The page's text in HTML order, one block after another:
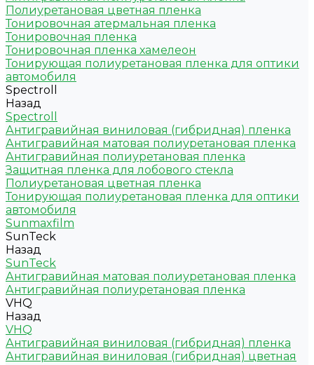
Полиуретановая цветная пленка
Тонировочная атермальная пленка
Тонировочная пленка
Тонировочная пленка хамелеон
Тонирующая полиуретановая пленка для оптики
автомобиля
Spectroll
Назад
Spectroll
Антигравийная виниловая (гибридная) пленка
Антигравийная матовая полиуретановая пленка
Антигравийная полиуретановая пленка
Защитная пленка для лобового стекла
Полиуретановая цветная пленка
Тонирующая полиуретановая пленка для оптики
автомобиля
Sunmaxfilm
SunTeck
Назад
SunTeck
Антигравийная матовая полиуретановая пленка
Антигравийная полиуретановая пленка
VHQ
Назад
VHQ
Антигравийная виниловая (гибридная) пленка
Антигравийная виниловая (гибридная) цветная